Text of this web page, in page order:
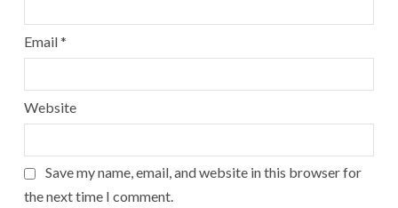
Email*
Website
Save my name, email, and website in this browser for
the next time I comment.